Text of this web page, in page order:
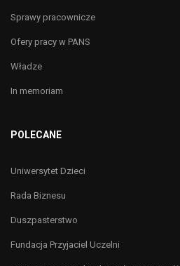
Sprawy pracownicze
Ofery pracy w PANS
Władze
In memoriam
POLECANE
Uniwersytet Dzieci
Rada Biznesu
Duszpasterstwo
Fundacja Przyjaciel Uczelni